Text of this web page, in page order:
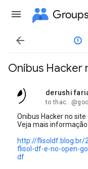

Onibus Hacker
derushi
unread,
to
Onibus Hacker no site
Veja mais
http://flisoldf.blog.br/
flisol-df-e-no-open-
df